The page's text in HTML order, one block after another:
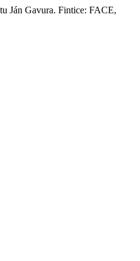
Ján Gavura. Fintice: FACE,